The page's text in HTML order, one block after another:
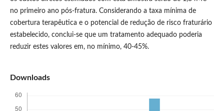
no primeiro ano pós-fratura. Considerando a taxa mínima de
cobertura terapêutica e o potencial de redução de risco fraturário
estabelecido, conclui-se que um tratamento adequado poderia
reduzir estes valores em, no mínimo, 40-45%.
Downloads